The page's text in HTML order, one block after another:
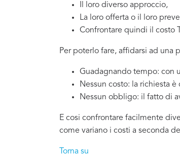
Il loro diverso approccio,
La loro offerta o il loro
Confrontare quindi il costo
Per poterlo fare, affidarsi ad una
Guadagnando tempo: con
Nessun costo: la richiesta
Nessun obbligo: il fatto di
E cosi confrontare facilmente
come variano i costi a seconda
Torna su